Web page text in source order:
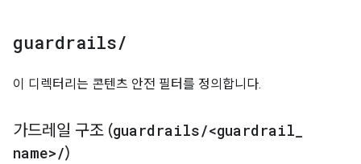
guardrails/
이 디렉터리는 콘텐츠 안전 필터를 정의합니다.
가드레일 구조 (guardrails/<guardrail
name>/)